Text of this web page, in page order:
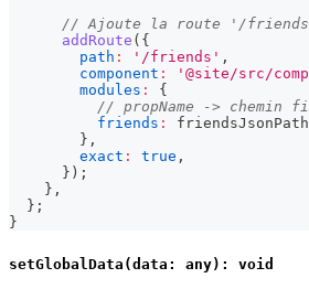
// Ajoute la route '/
addRoute ( {
path : '/friends' ,
component : '@site/src/
modules :
{
// propName -> chemin
friends : friendsJsonPath
} ,
exact : true ,
} ) ;
} ,
} ;
}
setGlobalData(data: any): void